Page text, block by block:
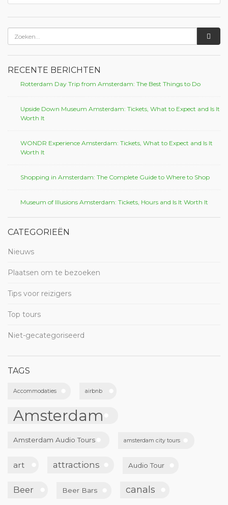
RECENTE BERICHTEN
Rotterdam Day Trip from Amsterdam: The Best Things to Do
Upside Down Museum Amsterdam: Tickets, What to Expect and Is It
Worth It
WONDR Experience Amsterdam: Tickets, What to Expect and Is It
Worth It
Shopping in Amsterdam: The Complete Guide to Where to Shop
Museum of Illusions Amsterdam: Tickets, Hours and Is It Worth It
CATEGORIEËN
Nieuws
Plaatsen om te bezoeken
Tips voor reizigers
Top tours
Niet-gecategoriseerd
TAGS
Accommodaties airbnb
Amsterdam
Amsterdam Audio Tours amsterdam city tours
art attractions Audio Tour
Beer Beer Bars canals